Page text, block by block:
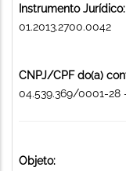
Instrumento Jurídico:
01.2013.2700.0042
CNPJ/CPF do(a)
04.539.369/0001-28
Objeto: